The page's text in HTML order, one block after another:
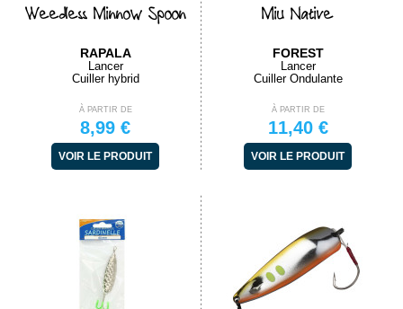
Weedless Minnow Spoon
RAPALA
Lancer
Cuiller hybrid
À PARTIR DE
8,99 €
VOIR LE PRODUIT
Miu Native
FOREST
Lancer
Cuiller Ondulante
À PARTIR DE
11,40 €
VOIR LE PRODUIT